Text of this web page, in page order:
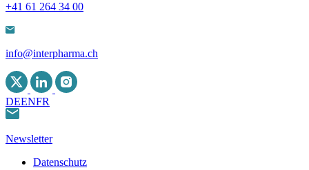
+41 61 264 34 00
info@interpharma.ch
DEENFR
Newsletter
Datenschutz